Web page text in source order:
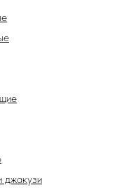
джакузи